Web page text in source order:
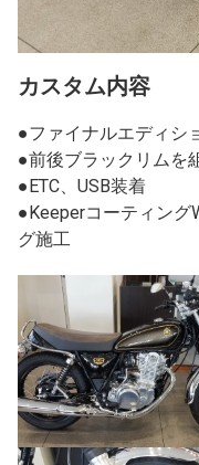
カスタム内容
●ファイナルエディシ
●前後ブラックリムを
●ETC、USB装着
●Keeperコーティング
グ施工